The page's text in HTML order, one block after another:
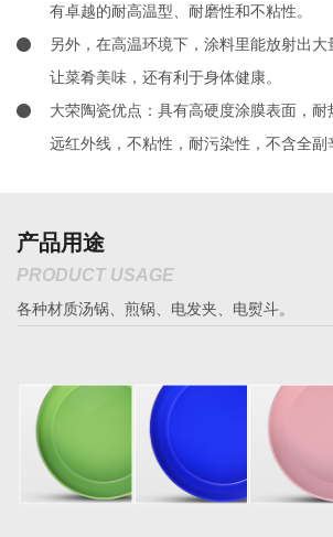
有卓越的耐高温型、耐磨性和不粘性。
另外，在高温环境下，涂料里能放射出
让菜肴美味，还有利于身体健康。
大荣陶瓷优点：具有高硬度涂膜表面，耐
远红外线，不粘性，耐污染性，不含全副
产品用途
PRODUCT USAGE
各种材质汤锅、煎锅、电发夹、电熨斗。